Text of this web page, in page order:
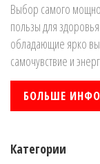
Выбор самого
пользы для
обладающие ярко
самочувствие и
разные камни, как
выбирают чаще
использованию
БОЛЬШЕ
Категории